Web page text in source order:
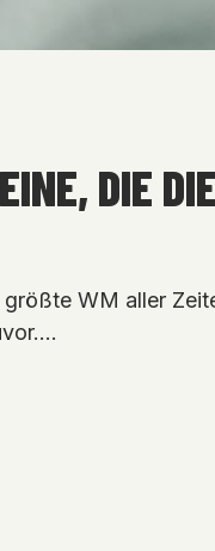
DIE
WM aller